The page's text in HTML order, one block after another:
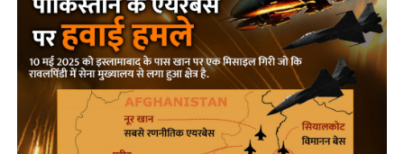
ष्ट्री
अं
त